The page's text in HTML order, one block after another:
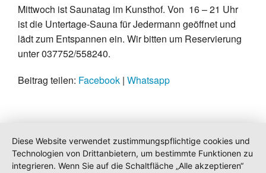
Mittwoch ist Saunatag im Kunsthof. Von 16 – 21 Uhr
ist die Untertage-Sauna für Jedermann geöffnet und
lädt zum Entspannen ein. Wir bitten um Reservierung
unter 037752/558240.
Beitrag teilen: Facebook | Whatsapp
Diese Website verwendet zustimmungspflichtige cookies und
Technologien von Drittanbietern, um bestimmte Funktionen zu
integrieren. Wenn Sie auf die Schaltfläche „Alle akzeptieren“